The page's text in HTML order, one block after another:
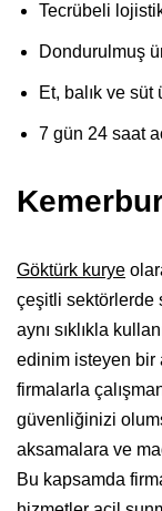
Tecrübeli
Dondurulmuş
Et, balık ve
7 gün 24 saat
Göktürk kurye
çeşitli sektörlerde
aynı sıklıkla
edinim isteyen bir
firmalarla
güvenliğinizi
aksamalara ve
Bu kapsamda